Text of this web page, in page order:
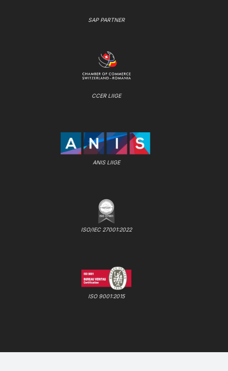
SAP PARTNER
CCER LIIGE
ANIS LIIGE
ISO/IEC 27001:2022
ISO 9001:2015